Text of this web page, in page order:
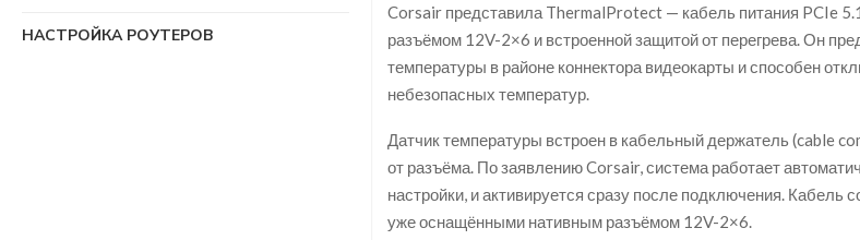
НАСТРОЙКА РОУТЕРОВ
Corsair представила ThermalProtect — кабель питания PCIe
разъёмом 12V-2×6 и встроенной защитой от перегрева. Он
температуры в районе коннектора видеокарты и способен
небезопасных температур.
Датчик температуры встроен в кабельный держатель (cable
от разъёма. По заявлению Corsair, система работает
настройки, и активируется сразу после подключения. Кабель
уже оснащёнными нативным разъёмом 12V-2×6.